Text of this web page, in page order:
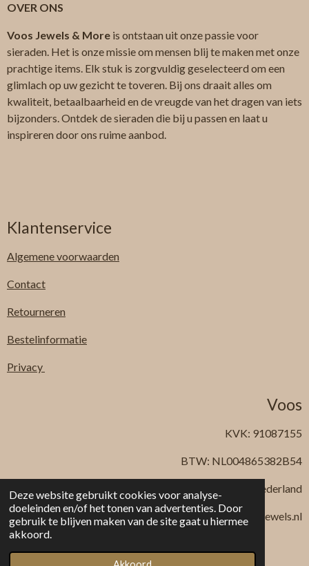
Deze website gebruikt cookies voor analyse-
doeleinden en/of het tonen van advertenties. Door
gebruik te blijven maken van de site gaat u hiermee
akkoord.
OVER ONS
Voos Jewels & More is ontstaan uit onze passie voor
sieraden. Het is onze missie om mensen blij te maken met onze
prachtige items. Elk stuk is zorgvuldig geselecteerd om een
glimlach op uw gezicht te toveren. Bij ons draait alles om
kwaliteit, betaalbaarheid en de vreugde van het dragen van iets
bijzonders. Ontdek de sieraden die bij u passen en laat u
inspireren door ons ruime aanbod.
Klantenservice
Algemenevoorwaarden
Contact
Retourneren
Bestelinformatie
Privacy
Voos
KVK: 91087155
BTW: NL004865382B54
Beek en Donk, Nederland
Mail: info@voosjewels.nl
© 2023 - 2026 Voos jewels & more
Powered byJouwWeb